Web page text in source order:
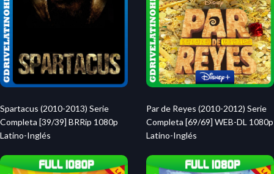
Spartacus (2010-2013) Serie
Completa [39/39] BRRip 1080p
Latino-Inglés
Par de Reyes (2010-2012) Serie
Completa [69/69] WEB-DL 1080p
Latino-Inglés